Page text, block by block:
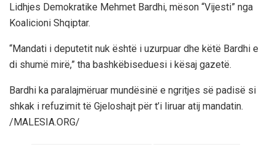
Lidhjes Demokratike Mehmet Bardhi, mëson “Vijesti” nga
Koalicioni Shqiptar.
“Mandati i deputetit nuk është i uzurpuar dhe këtë Bardhi e
di shumë mirë,” tha bashkëbiseduesi i kësaj gazetë.
Bardhi ka paralajmëruar mundësinë e ngritjes së padisë si
shkak i refuzimit të Gjeloshajt për t’i liruar atij mandatin.
/MALESIA.ORG/